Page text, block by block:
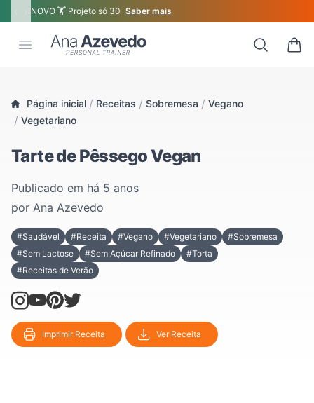
NOVO 🏋 Projeto só 30 Saber mais
Open menu
Ana Azevedo Search
0
Página inicial / Receitas / Sobremesa / Vegano
/ Vegetariano
Tarte de Pêssego Vegan
Publicado em há 5 anos
por Ana Azevedo
#Saudável #Receita #Vegano #Vegetariano
#Sobremesa
#Sem Lactose
#Sem Açúcar Refinado
#Torta
#Receitas de Verão
Imprimir Receita Ver Receita